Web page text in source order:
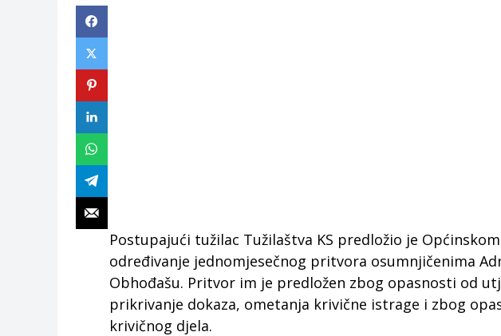
Postupajući tužilac Tužilaštva KS predložio je
određivanje jednomjesečnog pritvora osumnjičenima
Obhođašu. Pritvor im je predložen zbog opasnosti od
prikrivanje dokaza, ometanja krivične istrage i zbog
krivičnog djela.